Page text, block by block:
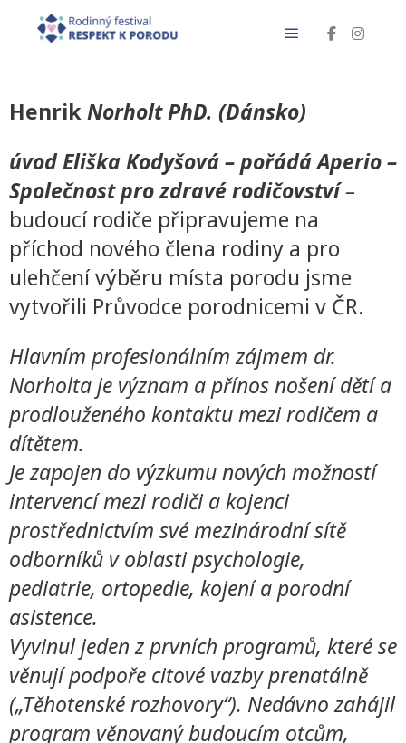
HenrikNorholt PhD. (Dánsko)
úvod Eliška Kodyšová – pořádá Aperio –
Společnost pro zdravé rodičovství–
budoucí rodiče připravujeme na
příchod nového člena rodiny a pro
ulehčení výběru místa porodu jsme
vytvořili Průvodce porodnicemi v ČR.
Hlavním profesionálním zájmem dr.
Norholta je význam a přínos nošení dětí a
prodlouženého kontaktu mezi rodičem a
dítětem.
Je zapojen do výzkumu nových možností
intervencí mezi rodiči a kojenci
prostřednictvím své mezinárodní sítě
odborníků v oblasti psychologie,
pediatrie, ortopedie, kojení a porodní
asistence.
Vyvinul jeden z prvních programů, které se
věnují podpoře citové vazby prenatálně
(„Těhotenské rozhovory“). Nedávno zahájil
program věnovaný budoucím otcům,